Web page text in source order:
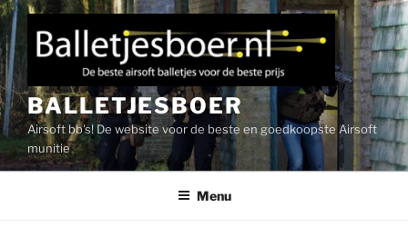
Ga
naar
de
inhoud
BALLETJESBOER
Airsoft bb's! De website voor de beste en goedkoopste Airsoft
munitie
Menu